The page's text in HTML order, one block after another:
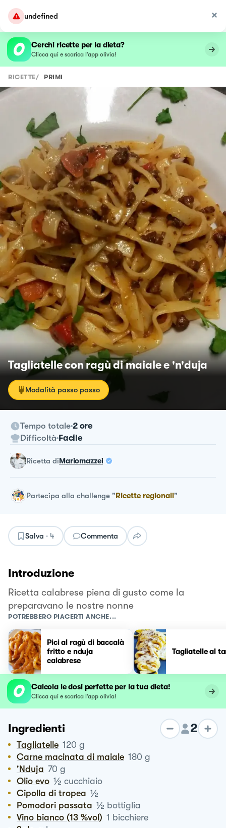
undefined
Cerchi ricette per la dieta?
Clicca qui e scarica l’app olivia!
RICETTE/ PRIMI
Tagliatelle con ragù di maiale e 'n'duja
Modalità passo passo
Tempo totale 2 ore
Difficoltà Facile
ricetta diMariomazzei
Partecipa alla challenge "Ricette regionali"
Salva · 4 Commenta
Introduzione
Ricetta calabrese piena di gusto come la
preparavano le nostre nonne
POTREBBERO PIACERTI ANCHE...
Pici al ragù di baccalà
fritto e nduja
calabrese
Tagliatelle al
Calcola le dosi perfette per la tua dieta!
Clicca qui e scarica l’app olivia!
Ingredienti 2
Tagliatelle 120 g
Carne macinata di maiale 180 g
'nduja 70 g
Olio evo ½ cucchiaio
Cipolla di tropea ½
Pomodori passata ½ bottiglia
Vino bianco (13 %vol) 1 bicchiere